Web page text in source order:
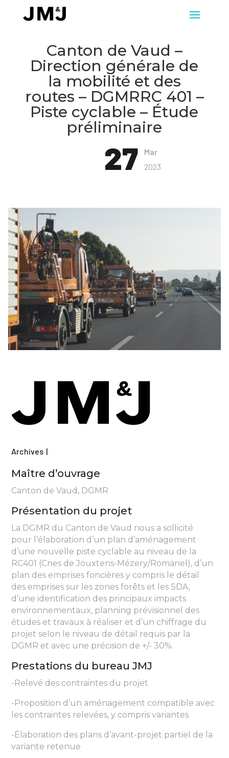
Canton de Vaud –
Direction générale de
la mobilité et des
routes – DGMRRC 401 –
Piste cyclable – Étude
préliminaire
27
Mar
2023
Archives
Maître d’ouvrage
Canton de Vaud, DGMR
Présentation du projet
La DGMR du Canton de Vaud nous a sollicité
pour l’élaboration d’un plan d’aménagement
d’une nouvelle piste cyclable au niveau de la
RC401 (Cnes de Jouxtens-Mézery/Romanel), d’un
plan des emprises foncières y compris le détail
des emprises sur les zones forêts et les SDA,
d’une identification des principaux impacts
environnementaux, planning prévisionnel des
études et travaux à réaliser et d’un chiffrage du
projet selon le niveau de détail requis par la
DGMR et avec une précision de +/- 30%.
Prestations du bureau JMJ
-Relevé des contraintes du projet
-Proposition d’un aménagement compatible avec
les contraintes relevées, y compris variantes
-Élaboration des plans d’avant-projet partiel de la
variante retenue